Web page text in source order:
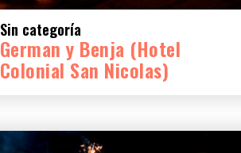
Sin categoría
German y Benja (Hotel
Colonial San Nicolas)